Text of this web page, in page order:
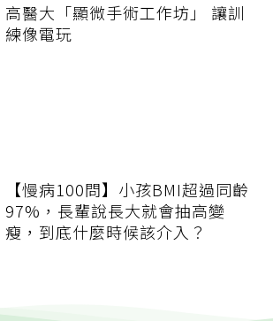
高醫大「顯微手術工作坊」 讓訓
練像電玩
【慢病100問】小孩BMI超過同齡
97%，長輩說長大就會抽高變
瘦，到底什麼時候該介入？